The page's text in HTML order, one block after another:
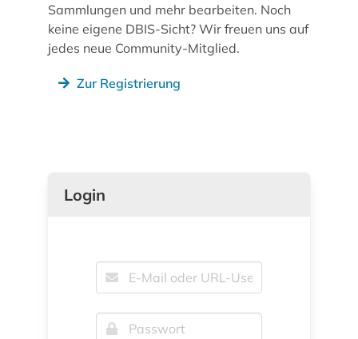
Sammlungen und mehr bearbeiten. Noch
keine eigene DBIS-Sicht? Wir freuen uns auf
jedes neue Community-Mitglied.
Zur Registrierung
Login